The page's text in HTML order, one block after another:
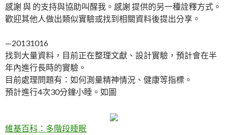
感謝 與 的支持與協助叫醒我。感謝 提供的另一種詮釋方式。
歡迎其他人做出類似實驗或找到相關資料後提出分享。
—20131016
找到大量資料，目前正在整理文獻、設計實驗，預計會在半
年內進行長時的實驗。
目前處理問題有：如何測量精神情況、健康等指標。
預計進行4次30分鐘小睡。如圖
維基百科：多階段睡眠